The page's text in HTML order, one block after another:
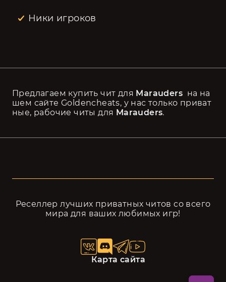
Ники игроков
Предлагаем купить чит для Marauders на на
шем сайте Goldencheats, у нас только приват
ные, рабочие читы для Marauders.
Реселлер лучших приватных читов cо всего
мира для ваших любимых игр!
Карта сайта